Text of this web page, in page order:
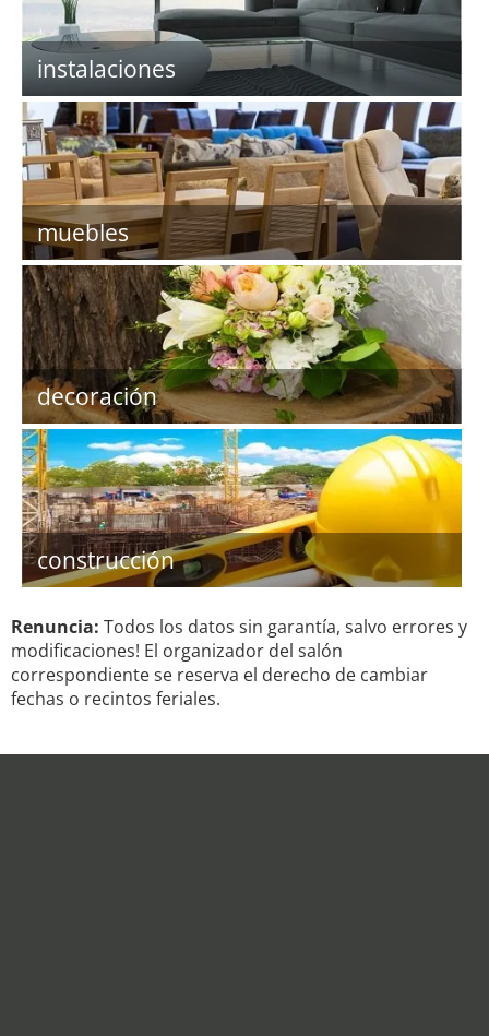
instalaciones
muebles
decoración
construcción
Renuncia: Todos los datos sin garantía, salvo errores y
modificaciones! El organizador del salón
correspondiente se reserva el derecho de cambiar
fechas o recintos feriales.